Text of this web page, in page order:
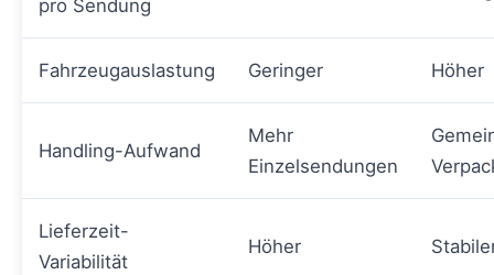
pro Sendung
Fahrzeugauslastung Geringer Höher
Handling-Aufwand
Mehr
Einzelsendungen
Lieferzeit-
Variabilität
Höher